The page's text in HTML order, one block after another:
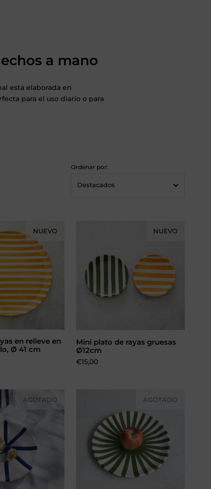
a mano
está elaborada en
para el uso diario o para
Ordenar por:
al carrito
en relieve en
Ø 41 cm
NUEVO
Elegir opciones
Mini plato de rayas gruesas
Ø12cm
Precio:
€15,00
NUEVO
AGOTADO AGOTADO